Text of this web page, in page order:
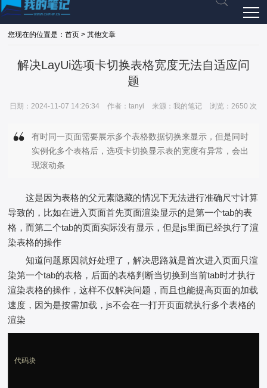
您现在的位置是：首页 > 其他文章
解决LayUi选项卡切换表格宽度无法自适应问
题
日期：2024-11-07 14:26:34 作者：tanyi 来源：我的笔记 浏览：2650 次
有时同一页面需要展示多个表格数据切换来显示，但是同时
实例化多个表格后，选项卡切换显示表的宽度有异常，会出
现滚动条
这是因为表格的父元素隐藏的情况下无法进行准确尺寸计算
导致的，比如在进入页面首先页面渲染显示的是第一个tab的表
格，而第二个tab的页面实际没有显示，但是js里面已经执行了渲
染表格的操作
知道问题原因就好处理了，解决思路就是首次进入页面只渲
染第一个tab的表格，后面的表格判断当切换到当前tab时才执行
渲染表格的操作，这样不仅解决问题，而且也能提高页面的加载
速度，因为是按需加载，js不会在一打开页面就执行多个表格的
渲染
代码块